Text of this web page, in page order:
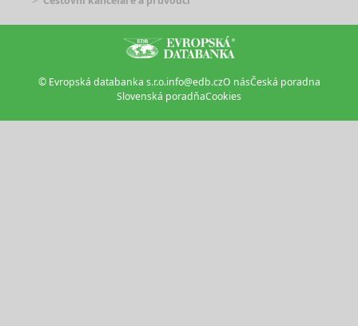
© Evropská databanka s.r.o.info@edb.czO násČeská poradna
Slovenská poradňaCookies